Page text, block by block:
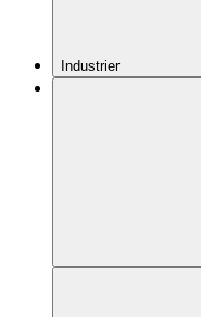
Industrier